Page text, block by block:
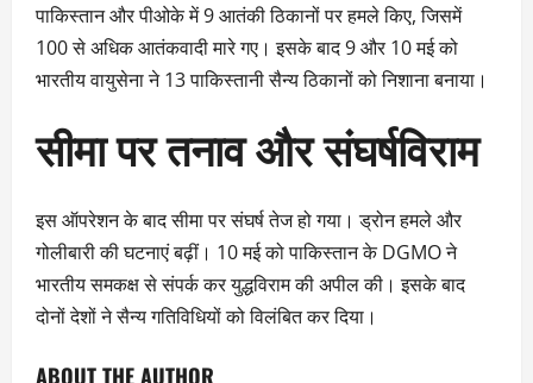
पाकिस्तान और पीओके में 9 आतंकी ठिकानों पर हमले किए, जिसमें
100 से अधिक आतंकवादी मारे गए। इसके बाद 9 और 10 मई को
भारतीय वायुसेना ने 13 पाकिस्तानी सैन्य ठिकानों को निशाना बनाया।
सीमा पर तनाव और संघर्षविराम
इस ऑपरेशन के बाद सीमा पर संघर्ष तेज हो गया। ड्रोन हमले और
गोलीबारी की घटनाएं बढ़ीं। 10 मई को पाकिस्तान के DGMO ने
भारतीय समकक्ष से संपर्क कर युद्धविराम की अपील की। इसके बाद
दोनों देशों ने सैन्य गतिविधियों को विलंबित कर दिया।
ABOUT THE AUTHOR